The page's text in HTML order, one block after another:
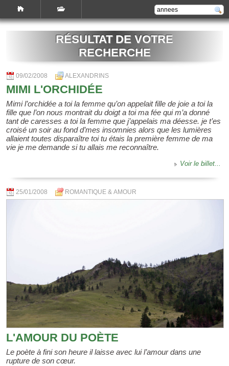
RÉSULTAT DE VOTRE
RECHERCHE
09/02/2008 ALEXANDRINS
MIMI L'ORCHIDÉE
Mimi l’orchidée a toi la femme qu’on appelait fille de joie a toi la
fille que l’on nous montrait du doigt a toi ma fée qui m’a donné
tant de caresses a toi la femme que j’appelais ma déesse. je t’es
croisé un soir au fond d’mes insomnies alors que les lumières
allaient toutes disparaître toi tu étais la première femme de ma
vie je me demande si tu allais me reconnaître.
Voir le billet...
25/01/2008 ROMANTIQUE & AMOUR
L'AMOUR DU POÈTE
Le poète à fini son heure il laisse avec lui l’amour dans une
rupture de son cœur.